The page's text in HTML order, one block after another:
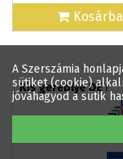
A Szerszámia
sütiket (cookie)
jóváhagyod a sütik
Kosárba
Kis gereblye DE